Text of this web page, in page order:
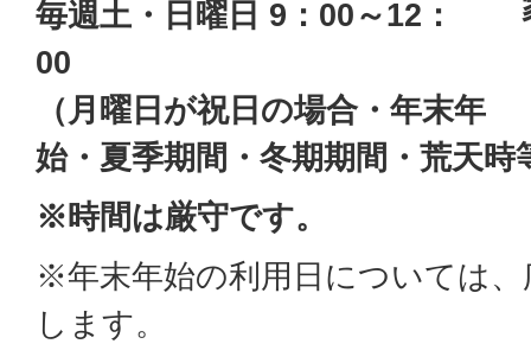
毎週土・日曜日 9：00～12：
00
（月曜日が祝日の場合・年末年
始・夏季期間・冬期期間・荒天時
※時間は厳守です。
※年末年始の利用日については
します。